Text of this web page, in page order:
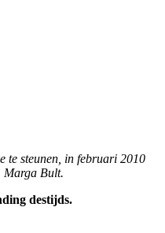
te steunen, in februari 2010
Marga Bult.
destijds.